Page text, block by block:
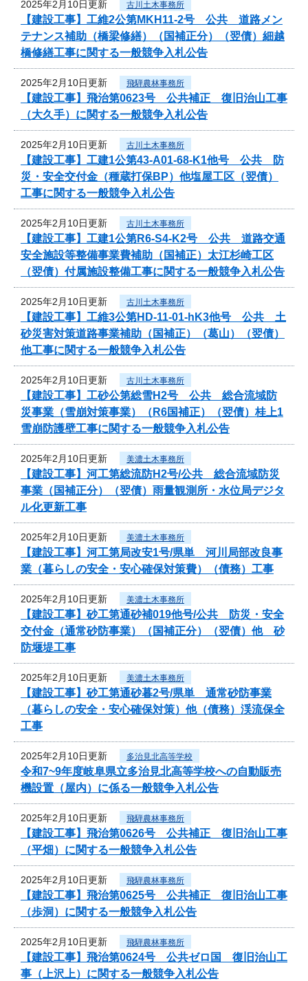
2025年2月10日更新 古川土木事務所
【建設工事】工維2公第MKH11-2号 公共 道路メン
テナンス補助（橋梁修繕）（国補正分）（翌債）細越
橋修繕工事に関する一般競争入札公告
2025年2月10日更新 飛騨農林事務所
【建設工事】飛治第0623号 公共補正 復旧治山工事
（大久手）に関する一般競争入札公告
2025年2月10日更新 古川土木事務所
【建設工事】工建1公第43-A01-68-K1他号 公共 防
災・安全交付金（種蔵打保BP）他塩屋工区（翌債）
工事に関する一般競争入札公告
2025年2月10日更新 古川土木事務所
【建設工事】工建1公第R6-S4-K2号 公共 道路交通
安全施設等整備事業費補助（国補正）太江杉崎工区
（翌債）付属施設整備工事に関する一般競争入札公告
2025年2月10日更新 古川土木事務所
【建設工事】工維3公第HD-11-01-hK3他号 公共 土
砂災害対策道路事業補助（国補正）（葛山）（翌債）
他工事に関する一般競争入札公告
2025年2月10日更新 古川土木事務所
【建設工事】工砂公第総雪H2号 公共 総合流域防
災事業（雪崩対策事業）（R6国補正）（翌債）桂上1
雪崩防護壁工事に関する一般競争入札公告
2025年2月10日更新 美濃土木事務所
【建設工事】河工第総流防H2号/公共 総合流域防災
事業（国補正分）（翌債）雨量観測所・水位局デジタ
ル化更新工事
2025年2月10日更新 美濃土木事務所
【建設工事】河工第局改安1号/県単 河川局部改良事
業（暮らしの安全・安心確保対策費）（債務）工事
2025年2月10日更新 美濃土木事務所
【建設工事】砂工第通砂補019他号/公共 防災・安全
交付金（通常砂防事業）（国補正分）（翌債）他 砂
防堰堤工事
2025年2月10日更新 美濃土木事務所
【建設工事】砂工第通砂暮2号/県単 通常砂防事業
（暮らしの安全・安心確保対策）他（債務）渓流保全
工事
2025年2月10日更新 多治見北高等学校
令和7~9年度岐阜県立多治見北高等学校への自動販売
機設置（屋内）に係る一般競争入札公告
2025年2月10日更新 飛騨農林事務所
【建設工事】飛治第0626号 公共補正 復旧治山工事
（平畑）に関する一般競争入札公告
2025年2月10日更新 飛騨農林事務所
【建設工事】飛治第0625号 公共補正 復旧治山工事
（歩洞）に関する一般競争入札公告
2025年2月10日更新 飛騨農林事務所
【建設工事】飛治第0624号 公共ゼロ国 復旧治山工
事（上沢上）に関する一般競争入札公告